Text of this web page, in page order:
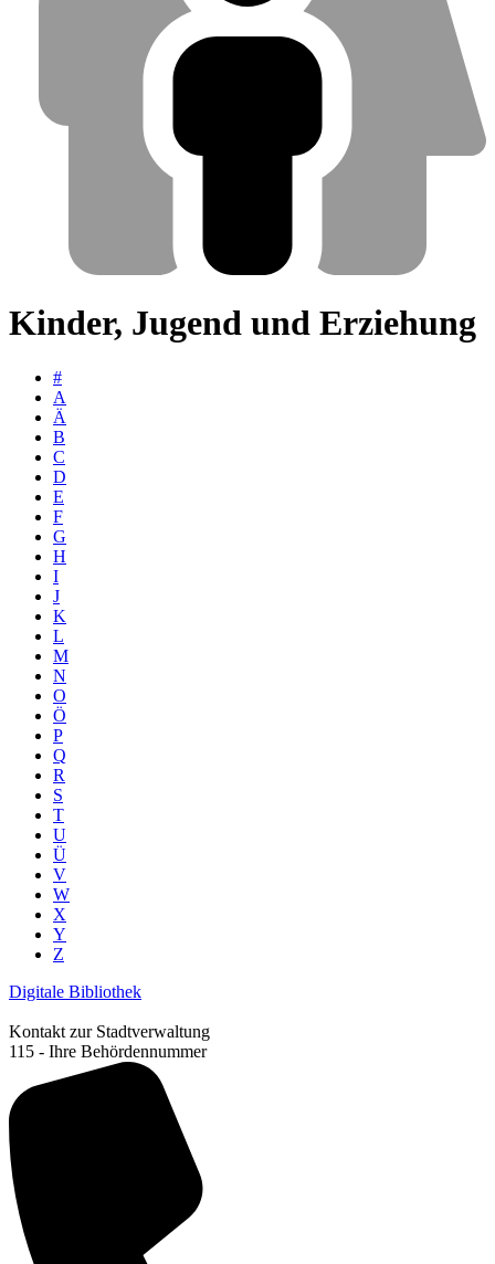
Kinder, Jugend und Erziehung
#
A
Ä
B
C
D
E
F
G
H
I
J
K
L
M
N
O
Ö
P
Q
R
S
T
U
Ü
V
W
X
Y
Z
Digitale Bibliothek
Kontakt zur Stadtverwaltung
115 - Ihre Behördennummer